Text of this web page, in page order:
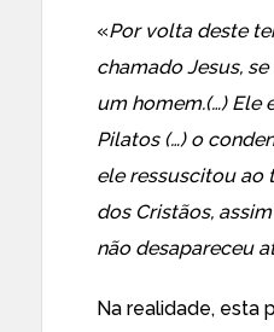
«Por volta deste
chamado Jesus,
um homem.(…) Ele
Pilatos (…) o
ele ressuscitou ao
dos Cristãos,
não desapareceu
Na realidade, esta